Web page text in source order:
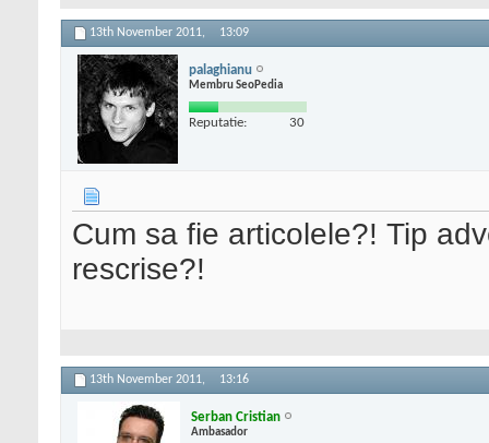
13th November 2011, 13:09
palaghianu
Membru SeoPedia
Reputatie: 30
Cum sa fie articolele?! Tip
rescrise?!
13th November 2011, 13:16
Serban Cristian
Ambasador